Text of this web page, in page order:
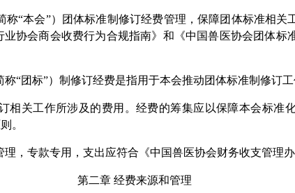
“本会”）团体标准制修订经费管理，保障团体标准相关
协会商会收费行为合规指南》和《中国兽医协会团体标
“团标”）制修订经费是指用于本会推动团体标准制修订工
相关工作所涉及的费用。经费的筹集应以保障本会标准
。
，专款专用，支出应符合《中国兽医协会财务收支管理办
第二章 经费来源和管理